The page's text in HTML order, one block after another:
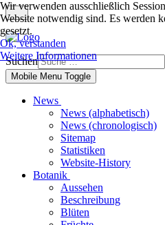
Suchen
Mobile Menu Toggle
News
News (alphabetisch)
News (chronologisch)
Sitemap
Statistiken
Website-History
Botanik
Aussehen
Beschreibung
Blüten
Wir verwenden ausschließlich
Website notwendig sind. Es werden
gesetzt.
Ok, verstanden
Weitere Informationen